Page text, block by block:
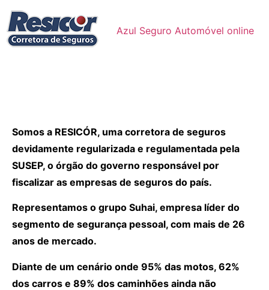
Azul Seguro Automóvel online
Somos a RESICÓR, uma corretora de seguros
devidamente regularizada e regulamentada pela
SUSEP, o órgão do governo responsável por
fiscalizar as empresas de seguros do país.
Representamos o grupo Suhai, empresa líder do
segmento de segurança pessoal, com mais de 26
anos de mercado.
Diante de um cenário onde 95% das motos, 62%
dos carros e 89% dos caminhões ainda não